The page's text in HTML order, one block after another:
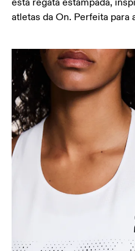
esta regata estampada,
atletas da On. Perfeita para